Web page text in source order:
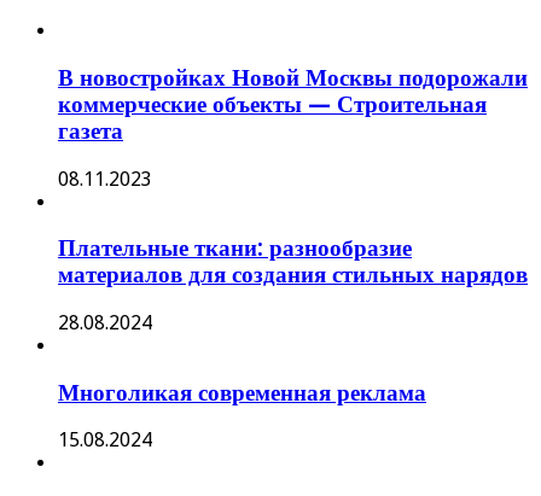
В новостройках Новой Москвы подорожали
коммерческие объекты — Строительная
газета
08.11.2023
Плательные ткани: разнообразие
материалов для создания стильных нарядов
28.08.2024
Многоликая современная реклама
15.08.2024